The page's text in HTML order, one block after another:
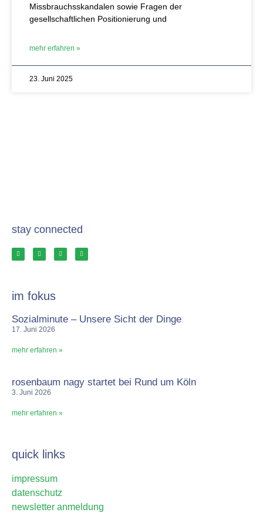
Missbrauchsskandalen sowie Fragen der
gesellschaftlichen Positionierung und
mehr erfahren »
23. Juni 2025
stay connected
im fokus
Sozialminute – Unsere Sicht der Dinge
17. Juni 2026
mehr erfahren »
rosenbaum nagy startet bei Rund um Köln
3. Juni 2026
mehr erfahren »
quick links
impressum
datenschutz
newsletter anmeldung